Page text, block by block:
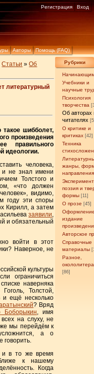
Авторы Помощь (FAQ)
Регистрация Вход
Рубрики
Учебники и
научные
Психология
творчества
Об авторах
читателях
О критике и
критиках [42]
Техника
жанры,
направления
поэзия и
формы [11]
О прозе [45]
издание
Авторское
Справочные
материалы
Разное,
[86]
Статьи »Об
литературный
шибболет,
произведения
правильного
идеологии.
человека,
и не знал имени
Толстого и
«что должен
видимо,
году эти споры
Кирилл, а затем
заявили,
и обязательный
войти в этот
Наверное, не
культуры
ограничиться
наверняка
Толстой,
и ещё несколько
? Вряд
Боборыкин, имя
на слуху, не
мы перейдём к
а о
говорить.
и в то же время
к нашему
Когда